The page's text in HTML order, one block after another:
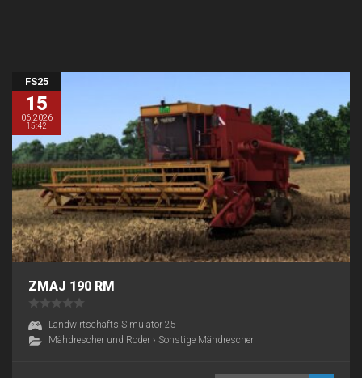
FS25
15
06.2026
15:42
ZMAJ 190 RM
Landwirtschafts Simulator 25
Mähdrescher und Roder › Sonstige Mähdrescher